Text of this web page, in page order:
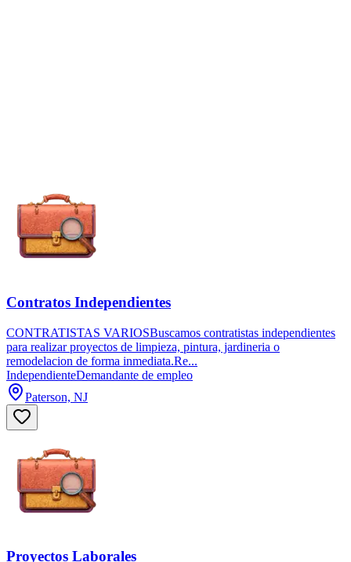
Contratos Independientes
CONTRATISTAS VARIOSBuscamos contratistas independientes
para realizar proyectos de limpieza, pintura, jardineria o
remodelacion de forma inmediata.Re...
IndependienteDemandante de empleo
Paterson, NJ
Proyectos Laborales